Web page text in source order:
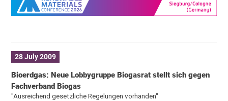
28 July 2009
Bioerdgas: Neue Lobbygruppe Biogasrat stellt sich gegen
Fachverband Biogas
"Ausreichend gesetzliche Regelungen vorhanden"